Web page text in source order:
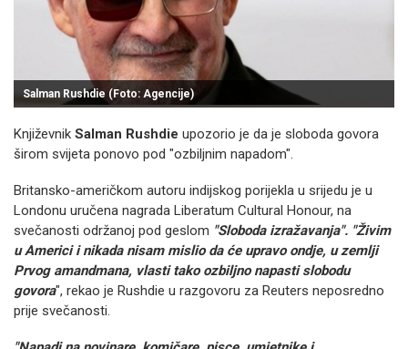
Salman Rushdie (Foto: Agencije)
Književnik Salman Rushdie upozorio je da je sloboda govora
širom svijeta ponovo pod "ozbiljnim napadom".
Britansko-američkom autoru indijskog porijekla u srijedu je u
Londonu uručena nagrada Liberatum Cultural Honour, na
svečanosti održanoj pod geslom "Sloboda izražavanja". "Živim
u Americi i nikada nisam mislio da će upravo ondje, u zemlji
Prvog amandmana, vlasti tako ozbiljno napasti slobodu
govora", rekao je Rushdie u razgovoru za Reuters neposredno
prije svečanosti.